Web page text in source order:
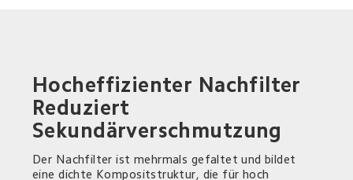
Hocheffizienter Nachfilter
Reduziert
Sekundärverschmutzung
Der Nachfilter ist mehrmals gefaltet und bildet
eine dichte Kompositstruktur, die für hoch